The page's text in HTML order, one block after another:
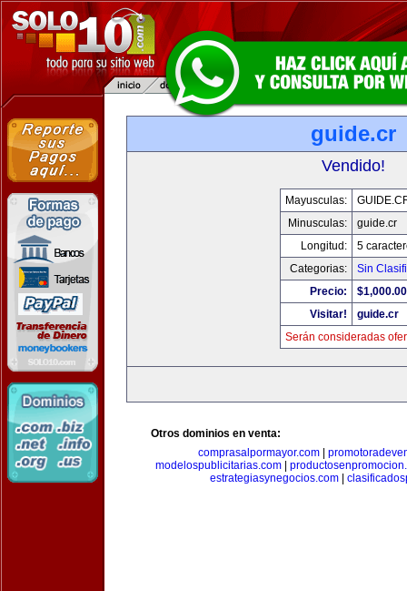
guide.cr
Vendido!
Mayusculas:
Minusculas:
guide.cr
Longitud:
5
Categorias:
Sin
Precio:
$1,000.00
Visitar!
guide.cr
Serán consideradas
Otros dominios en venta:
comprasalpormayor.com|
modelospublicitarias.com
estrategiasynegocios.com